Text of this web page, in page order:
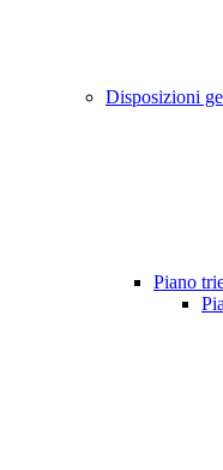
Disposizioni
Piano